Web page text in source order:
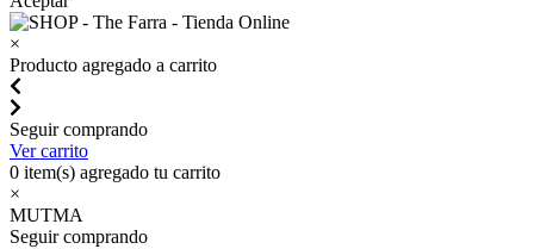
×
Producto agregado a carrito
Seguir comprando
Ver carrito
0 item(s) agregado tu carrito
×
MUTMA
Seguir comprando